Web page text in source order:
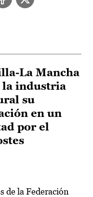
La Mancha
la industria
su
en un
por el
de la Federación